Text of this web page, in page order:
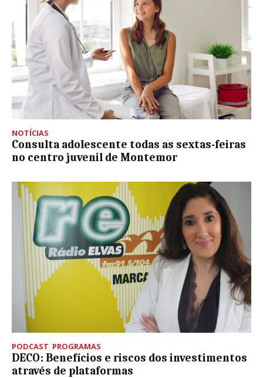
NOTÍCIAS
Consulta adolescente todas as sextas-feiras
no centro juvenil de Montemor
PODCAST, PROGRAMAS
DECO: Benefícios e riscos dos investimentos
através de plataformas